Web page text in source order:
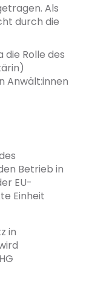
Als
durch die
Rolle des
Anwält:innen
Betrieb in
EU-
Einheit
in